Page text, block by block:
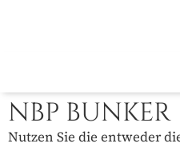
NBP BUNKER
Nutzen Sie die entweder